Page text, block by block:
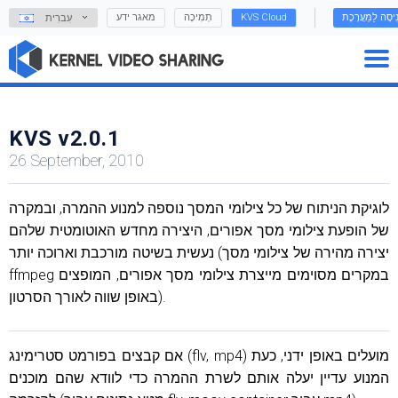
עִברִית מאגר ידע תְמִיכָה KVS Cloud לַמַעֲרֶכֶת
KVS v2.0.1
26 September, 2010
לוגיקת הניתוח של כל צילומי המסך נוספה למנוע ההמרה, ובמקרה
של הופעת צילומי מסך אפורים, היצירה מחדש האוטומטית שלהם
נעשית בשיטה מורכבת וארוכה יותר (יצירה מהירה של צילומי מסך
ffmpeg במקרים מסוימים מייצרת צילומי מסך אפורים, המופצים
באופן שווה לאורך הסרטון).
אם קבצים בפורמט סטרימינג (flv, mp4) מועלים באופן ידני, כעת
המנוע עדיין יעלה אותם לשרת ההמרה כדי לוודא שהם מוכנים